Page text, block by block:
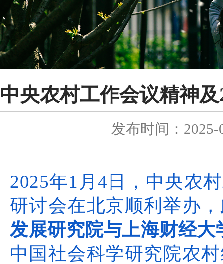
中央农村工作会议精神
发布时间：2025-
2025年1月4日，中央农
研讨会在北京顺利举办，
发展研究院与上海财经
中国社会科学研究院农